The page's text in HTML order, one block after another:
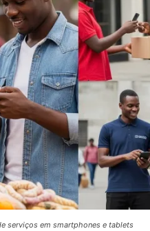
serviços em smartphones e tablets